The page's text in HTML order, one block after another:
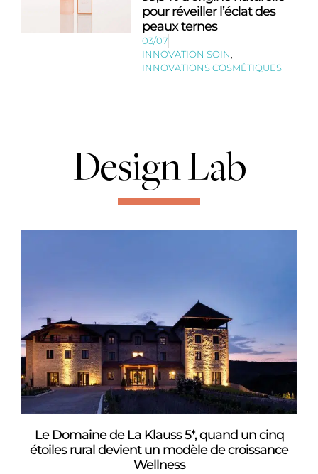
pour réveiller l’éclat des
peaux ternes
03/07
INNOVATION SOIN,
INNOVATIONS COSMÉTIQUES
Design Lab
Le Domaine de La Klauss 5*, quand un cinq
étoiles rural devient un modèle de croissance
Wellness